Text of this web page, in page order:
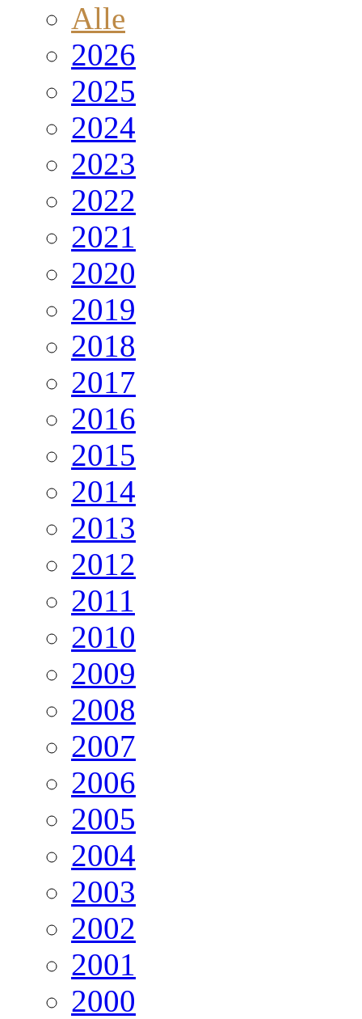
Alle
2026
2025
2024
2023
2022
2021
2020
2019
2018
2017
2016
2015
2014
2013
2012
2011
2010
2009
2008
2007
2006
2005
2004
2003
2002
2001
2000